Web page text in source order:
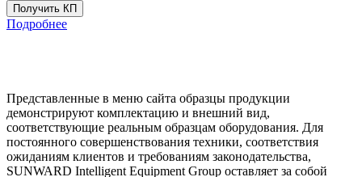
Получить КП
Подробнее
Представленные в меню сайта образцы продукции
демонстрируют комплектацию и внешний вид,
соответствующие реальным образцам оборудования. Для
постоянного совершенствования техники, соответствия
ожиданиям клиентов и требованиям законодательства,
SUNWARD Intelligent Equipment Group оставляет за собой